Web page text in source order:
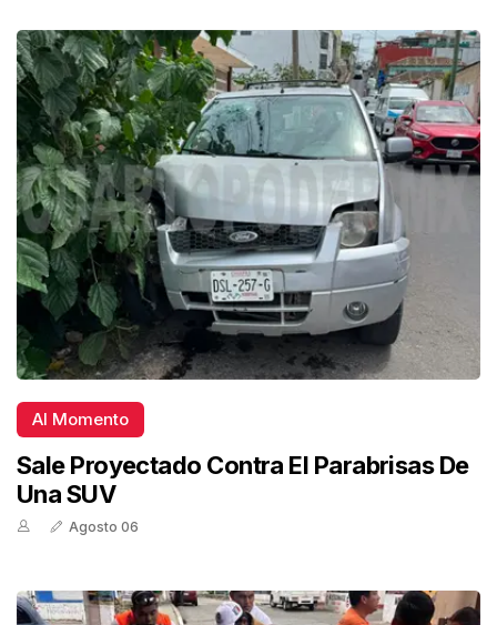
Al Momento
Sale Proyectado Contra El Parabrisas De
Una SUV
Agosto 06